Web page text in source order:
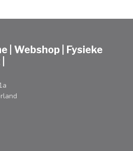
| Webshop | Fysieke